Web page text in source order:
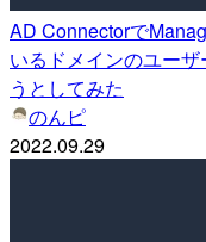
AD Connectorで
いるドメインのユー
うとしてみた
のんピ
2022.09.29